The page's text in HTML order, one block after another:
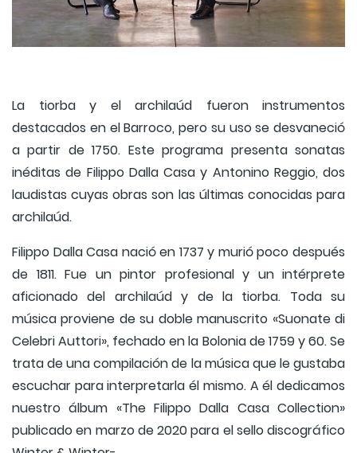
La tiorba y el archilaúd fueron instrumentos
destacados en el Barroco, pero su uso se desvaneció
a partir de 1750. Este programa presenta sonatas
inéditas de Filippo Dalla Casa y Antonino Reggio, dos
laudistas cuyas obras son las últimas conocidas para
archilaúd.
Filippo Dalla Casa nació en 1737 y murió poco después
de 1811. Fue un pintor profesional y un intérprete
aficionado del archilaúd y de la tiorba. Toda su
música proviene de su doble manuscrito «Suonate di
Celebri Auttori», fechado en la Bolonia de 1759 y 60. Se
trata de una compilación de la música que le gustaba
escuchar para interpretarla él mismo. A él dedicamos
nuestro álbum «The Filippo Dalla Casa Collection»
publicado en marzo de 2020 para el sello discográfico